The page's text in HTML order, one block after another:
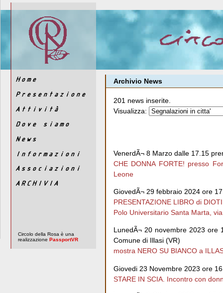
Circolo della Rosa è una
realizzazione PassportVR
Archivio News
201 news inserite.
Visualizza:
VenerdÃ¬ 8 Marzo dalle 17.15
CHE DONNA FORTE! presso
Leone
GiovedÃ¬ 29 febbraio 2024 ore
PRESENTAZIONE LIBRO di
Polo Universitario Santa Marta,
LunedÃ¬ 20 novembre 2023 ore
Comune di Illasi (VR)
mostra NERO SU BIANCO a
Giovedi 23 Novembre 2023 ore
STARE IN SCIA. Incontro con